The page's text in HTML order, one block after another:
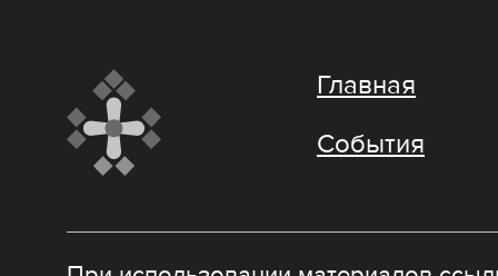
Главная
События